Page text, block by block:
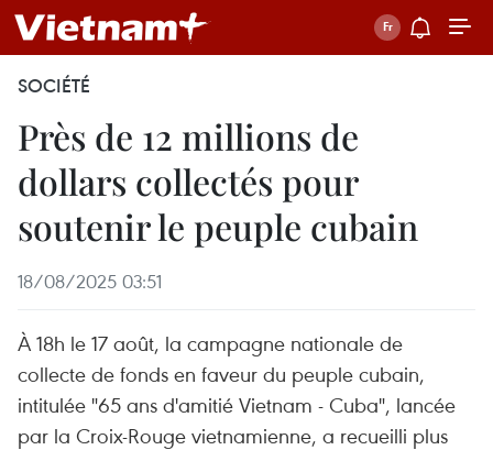
SOCIÉTÉ
Près de 12 millions de
dollars collectés pour
soutenir le peuple cubain
18/08/2025 03:51
À 18h le 17 août, la campagne nationale de
collecte de fonds en faveur du peuple cubain,
intitulée "65 ans d'amitié Vietnam - Cuba", lancée
par la Croix-Rouge vietnamienne, a recueilli plus